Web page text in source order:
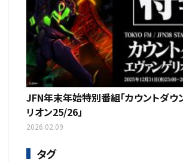
JFN年末年始特別番組「カウントダウ
リオン25/26」
2026.02.09
タグ